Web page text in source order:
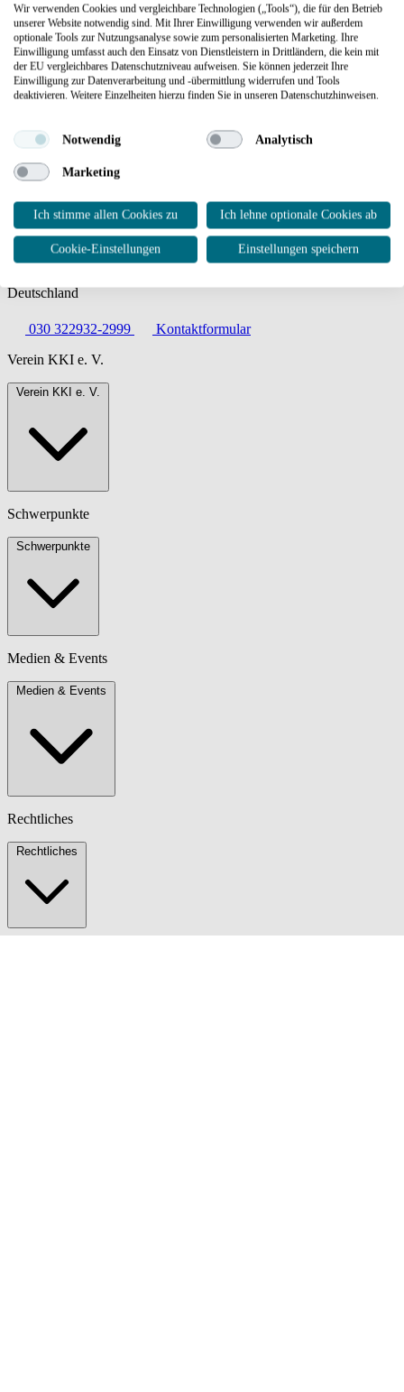
Haben wir Ihr Interesse geweckt?
Wir stehen Ihnen gerne für ein weiterführendes Gespräch zur
Verfügung.
Kontakt
Kompetenzzentrum Kritische Infrastrukturen e. V.
EUREF-Campus 1–2
10829 Berlin
Deutschland
030 322932-2999
Kontaktformular
Verein KKI e. V.
Verein KKI e. V.
Schwerpunkte
Schwerpunkte
Medien & Events
Medien & Events
Rechtliches
Rechtliches
Wir verwenden Cookies und vergleichbare Technologien („Tools“), die für den Betrieb
unserer Website notwendig sind. Mit Ihrer Einwilligung verwenden wir außerdem
optionale Tools zur Nutzungsanalyse sowie zum personalisierten Marketing. Ihre
Einwilligung umfasst auch den Einsatz von Dienstleistern in Drittländern, die kein mit
der EU vergleichbares Datenschutzniveau aufweisen. Sie können jederzeit Ihre
Einwilligung zur Datenverarbeitung und -übermittlung widerrufen und Tools
deaktivieren. Weitere Einzelheiten hierzu finden Sie in unseren Datenschutzhinweisen.
Notwendig Analytisch
Marketing
Ich stimme allen Cookies zu Ich lehne optionale Cookies ab
Cookie-Einstellungen Einstellungen speichern